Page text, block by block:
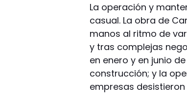
La operación y
casual. La obra de
manos al ritmo de
y tras complejas
en enero y en junio
construcción; y la
empresas